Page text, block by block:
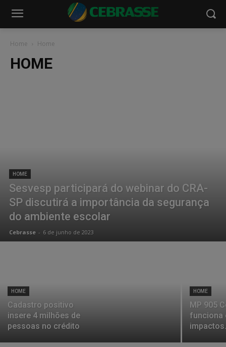
Home Home
HOME
HOME
Sesvesp participará do webinar do CRA-
SP discutirá a importância da segurança
do ambiente escolar
Cebrasse - 6 de junho de 2023
HOME
Cadastro positivo
insere 4 milhões de
pessoas no crédito
HOME
MP 905
funciona